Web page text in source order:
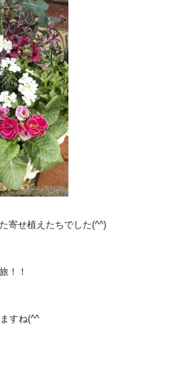
寄せ植えたちでした(^^)
！！
すね(^^ゞ